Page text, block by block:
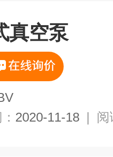
真空泵
2020-11-18 | 阅